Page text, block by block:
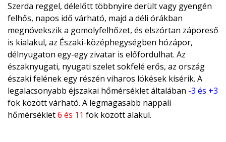
Szerda reggel, délelőtt többnyire derült vagy gyengén
felhős, napos idő várható, majd a déli órákban
megnövekszik a gomolyfelhőzet, és elszórtan záporeső
is kialakul, az Északi-középhegységben hózápor,
délnyugaton egy-egy zivatar is előfordulhat. Az
északnyugati, nyugati szelet sokfelé erős, az ország
északi felének egy részén viharos lökések kísérik. A
legalacsonyabb éjszakai hőmérséklet általában -3 és +3
fok között várható. A legmagasabb nappali
hőmérséklet6 és 11 fok között alakul.